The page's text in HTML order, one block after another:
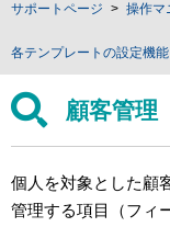
サポートページ 操作マ
各テンプレートの設定機能
顧客管理
個人を対象とした顧
管理する項目（フィ